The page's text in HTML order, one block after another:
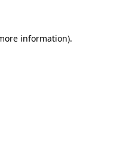
information).